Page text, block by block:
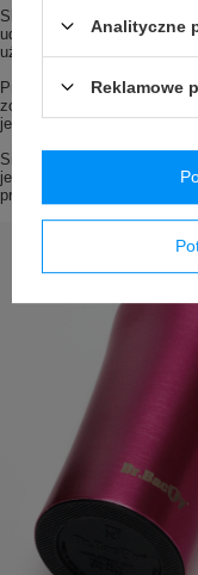
Skuteczna pokrywka –
uderzenia, nie
używany w branży
Przyda się w samochodzie
zostawić świeżo
jest całkowicie szczelna).
Silikonowy spód – niby
jest chroniony przed
przyjemnym odczuciem
Analityczne
Reklamowe